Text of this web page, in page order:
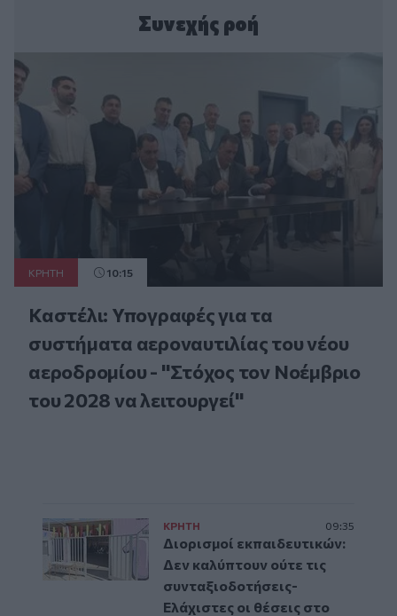
Συνεχής ροή
ΚΡΗΤΗ 10:15
Καστέλι: Υπογραφές για τα
συστήματα αεροναυτιλίας του νέου
αεροδρομίου - "Στόχος τον Νοέμβριο
του 2028 να λειτουργεί"
ΚΡΗΤΗ 09:35
Διορισμοί εκπαιδευτικών:
Δεν καλύπτουν ούτε τις
συνταξιοδοτήσεις-
Ελάχιστες οι θέσεις στο